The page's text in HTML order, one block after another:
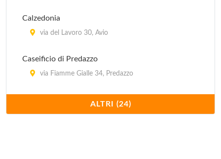
Calzedonia
via del Lavoro 30, Avio
Caseificio di Predazzo
via Fiamme Gialle 34, Predazzo
via Del ponte di Ravina 31, Trento
ALTRI (24)